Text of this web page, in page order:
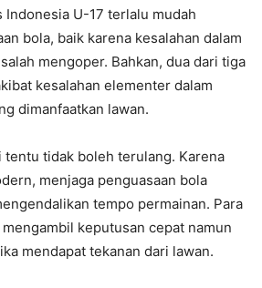
Indonesia U-17 terlalu mudah
bola, baik karena kesalahan dalam
mengoper. Bahkan, dua dari tiga
kesalahan elementer dalam
dimanfaatkan lawan.
tentu tidak boleh terulang. Karena
menjaga penguasaan bola
tempo permainan. Para
keputusan cepat namun
mendapat tekanan dari lawan.